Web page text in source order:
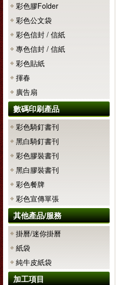
彩色膠Folder
彩色公文袋
彩色信封 / 信紙
專色信封 / 信紙
彩色貼紙
揮春
廣告扇
數碼印刷產品
彩色騎釘書刊
黑白騎釘書刊
彩色膠裝書刊
黑白膠裝書刊
彩色餐牌
彩色宣傳單張
其他產品/服務
掛曆/迷你掛曆
紙袋
純牛皮紙袋
加工項目